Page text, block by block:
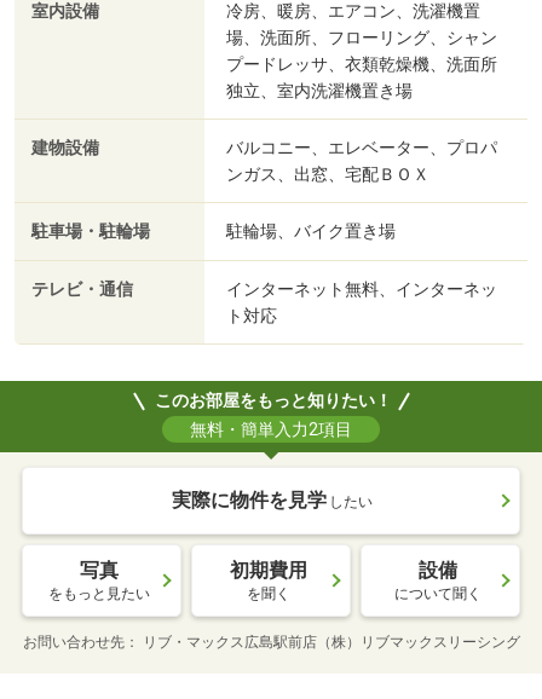
室内設備
冷房、暖房、エアコン、洗濯機置
場、洗面所、フローリング、シャン
プードレッサ、衣類乾燥機、洗面所
独立、室内洗濯機置き場
建物設備
バルコニー、エレベーター、プロパ
ンガス、出窓、宅配ＢＯＸ
駐車場・駐輪場 駐輪場、バイク置き場
テレビ・通信
インターネット無料、インターネッ
ト対応
このお部屋をもっと知りたい！
無料・簡単入力2項目
実際に物件を見学 したい
写真
をもっと見たい
初期費用
を聞く
設備
について聞く
お問い合わせ先 リブ・マックス広島駅前店（株）リブマックスリーシング